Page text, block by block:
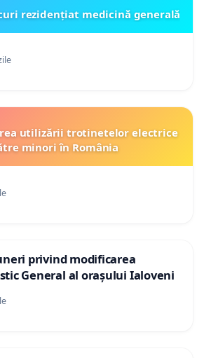
rezidențiat medicină generală
utilizării trotinetelor electrice
minori în România
privind modificarea
General al orașului Ialoveni